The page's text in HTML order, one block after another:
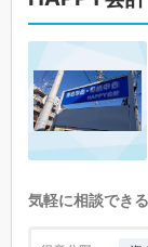
気軽に相談でき